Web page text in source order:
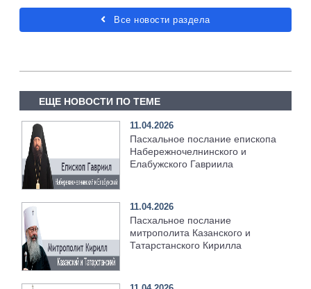
Все новости раздела
ЕЩЕ НОВОСТИ ПО ТЕМЕ
11.04.2026
Пасхальное послание епископа
Набережночелнинского и
Елабужского Гавриила
11.04.2026
Пасхальное послание
митрополита Казанского и
Татарстанского Кирилла